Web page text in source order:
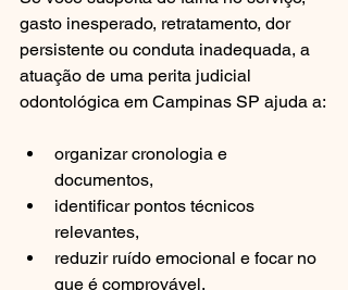
gasto inesperado, retratamento, dor
persistente ou conduta inadequada, a
atuação de uma perita judicial
odontológica em Campinas SP ajuda a:
organizar cronologia e
documentos,
identificar pontos técnicos
relevantes,
reduzir ruído emocional e focar no
que é comprovável,